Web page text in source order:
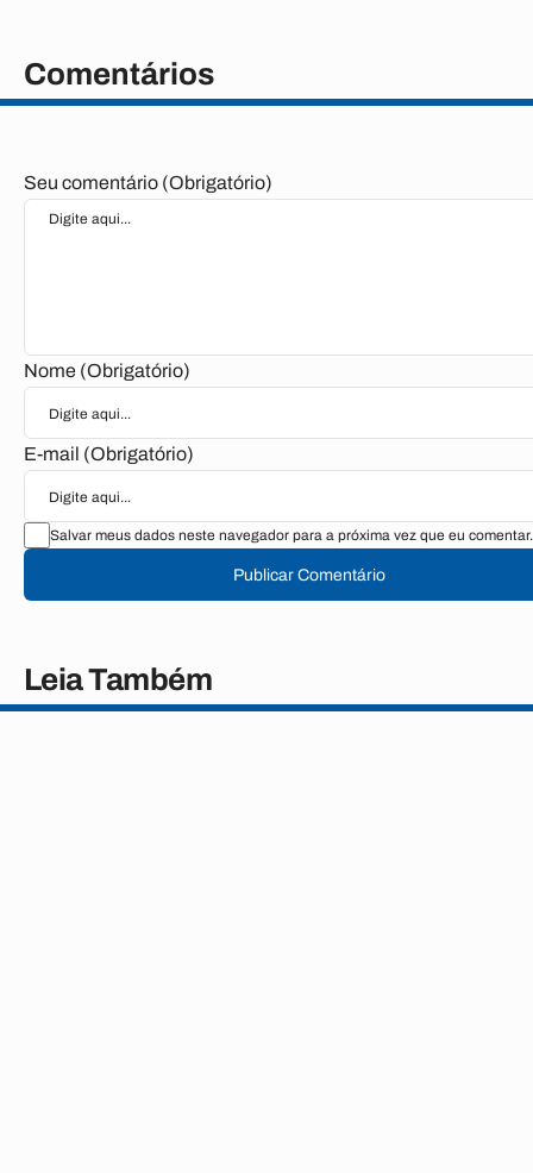
Comentários
Seu comentário (Obrigatório)
Nome (Obrigatório)
E-mail (Obrigatório)
Salvar meus dados neste navegador para a próxima vez que eu comentar.
Publicar Comentário
Leia Também